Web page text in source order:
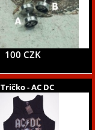
100 CZK
Tričko - AC DC